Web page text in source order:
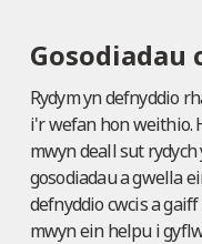
Gosodiadau
Rydym yn defnyddio
i'r wefan hon weithio.
mwyn deall sut rydych
gosodiadau a gwella
defnyddio cwcis a
mwyn ein helpu i